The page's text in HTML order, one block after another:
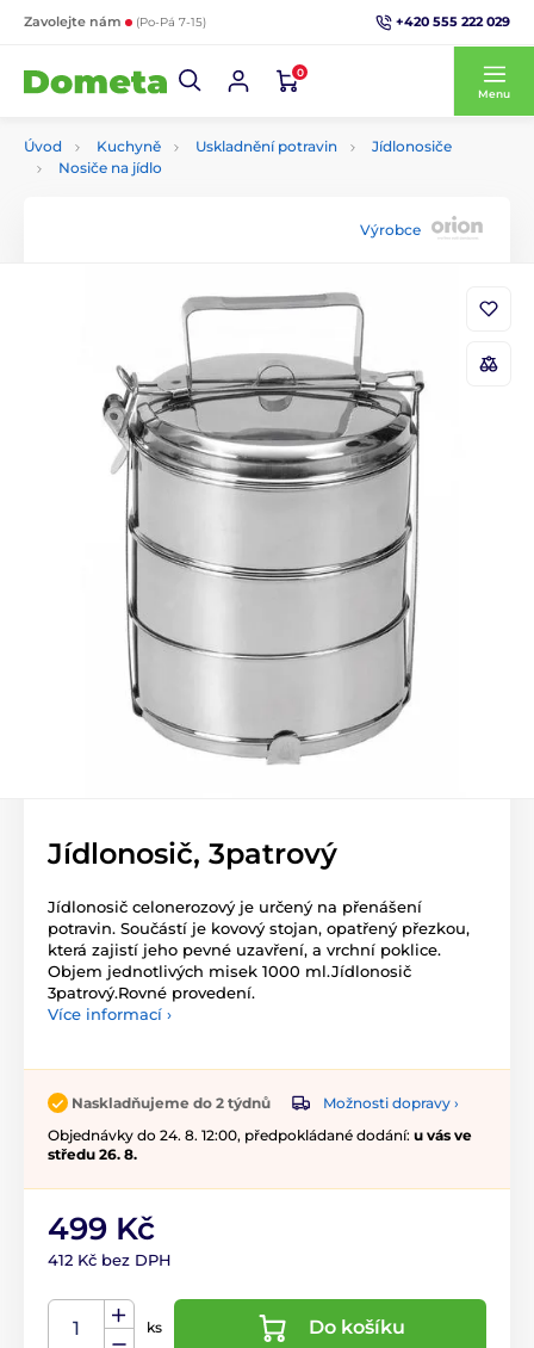
Zavolejte nám (Po-Pá 7-15) +420 555 222 029
0
Menu
Úvod Kuchyně Uskladnění potravin
Jídlonosiče
Nosiče na jídlo
Výrobce
Jídlonosič, 3patrový
Jídlonosič celonerozový je určený na přenášení
potravin. Součástí je kovový stojan, opatřený přezkou,
která zajistí jeho pevné uzavření, a vrchní poklice.
Objem jednotlivých misek 1000 ml.Jídlonosič
3patrový.Rovné provedení.
Více informací ›
Naskladňujeme do 2 týdnů
Možnosti dopravy ›
Objednávky do 24. 8. 12:00, předpokládané dodání: u vás ve
středu 26. 8.
499 Kč
412 Kč bez DPH
ks Do košíku